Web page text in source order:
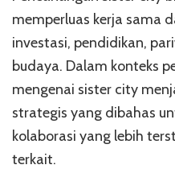
memperluas kerja sama
investasi, pendidikan,
budaya. Dalam konteks
mengenai sister city
strategis yang dibahas
kolaborasi yang lebih
terkait.